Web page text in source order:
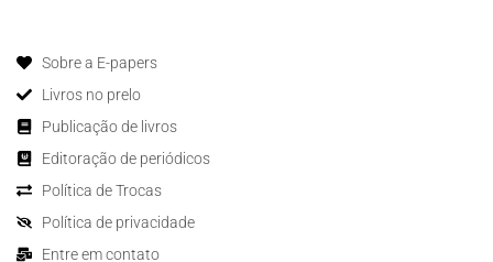
Sobre a E-papers
Livros no prelo
Publicação de livros
Editoração de periódicos
Política de Trocas
Política de privacidade
Entre em contato